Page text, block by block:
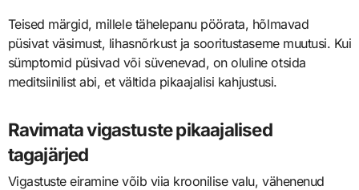
Teised märgid, millele tähelepanu pöörata, hõlmavad
püsivat väsimust, lihasnõrkust ja sooritustaseme muutusi. Kui
sümptomid püsivad või süvenevad, on oluline otsida
meditsiinilist abi, et vältida pikaajalisi kahjustusi.
Ravimata vigastuste pikaajalised
tagajärjed
Vigastuste eiramine võib viia kroonilise valu, vähenenud